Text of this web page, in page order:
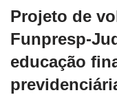
Projeto de
Funpresp-
educação